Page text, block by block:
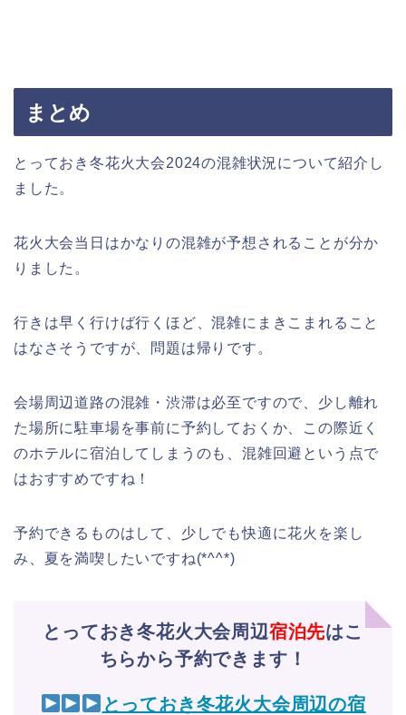
まとめ
とっておき冬花火大会2024の混雑状況について紹介し
ました。
花火大会当日はかなりの混雑が予想されることが分か
りました。
行きは早く行けば行くほど、混雑にまきこまれること
はなさそうですが、問題は帰りです。
会場周辺道路の混雑・渋滞は必至ですので、少し離れ
た場所に駐車場を事前に予約しておくか、この際近く
のホテルに宿泊してしまうのも、混雑回避という点で
はおすすめですね！
予約できるものはして、少しでも快適に花火を楽し
み、夏を満喫したいですね(*^^*)
とっておき冬花火大会周辺宿泊先はこ
ちらから予約できます！
とっておき冬花火大会周辺の宿